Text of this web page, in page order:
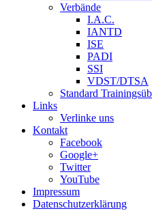
Verbände
I.A.C.
IANTD
ISE
PADI
SSI
VDST/DTSA
Standard
Links
Verlinke uns
Kontakt
Facebook
Google+
Twitter
YouTube
Impressum
Datenschutzerklärung